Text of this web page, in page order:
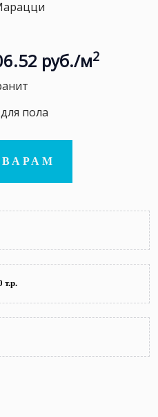
руб./м2
пола
т.р.